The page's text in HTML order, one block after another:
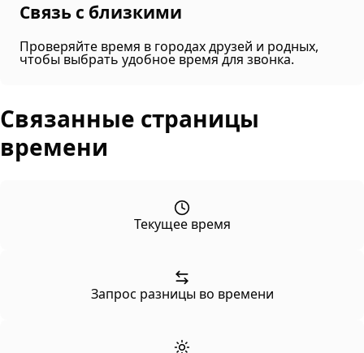
Связь с близкими
Проверяйте время в городах друзей и родных,
чтобы выбрать удобное время для звонка.
Связанные страницы
времени
Текущее время
Запрос разницы во времени